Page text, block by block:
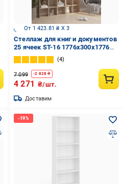
От 1 423.81 ₴ X 3
Стеллаж для книг и документов
25 ячеек ST-16 1776х300х1776
мм Дуб Сонома
4
7 099 -2 828 ₴
4 271 ₴/шт.
Доставим